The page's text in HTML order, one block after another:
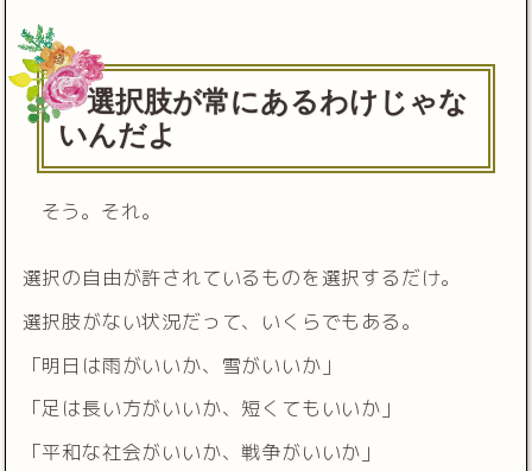
選択肢が常にあるわけじゃな
いんだよ
そう。それ。
選択の自由が許されているものを選択するだけ。
選択肢がない状況だって、いくらでもある。
「明日は雨がいいか、雪がいいか」
「足は長い方がいいか、短くてもいいか」
「平和な社会がいいか、戦争がいいか」